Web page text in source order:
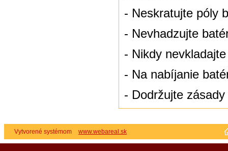
- Neskratujte póly
- Nevhadzujte
- Nikdy
- Na nabíjanie
- Dodržujte
Vytvorené systémom www.webareal.sk